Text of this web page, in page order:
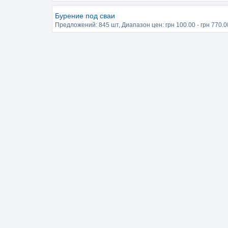
Бурение под сваи
Предложений: 845 шт, Диапазон цен: грн 100.00 - грн